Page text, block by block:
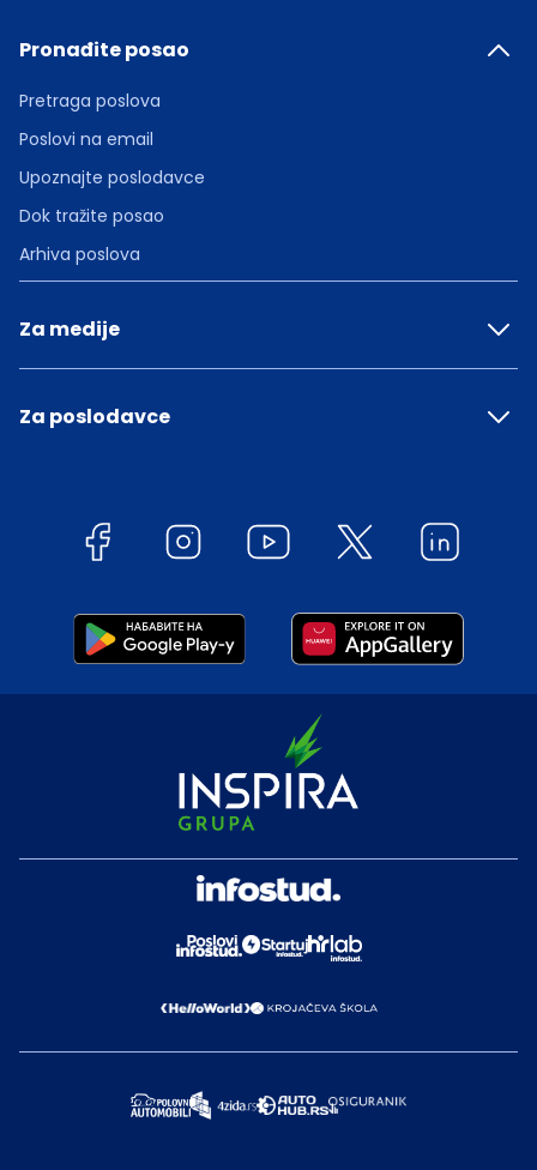
Pronađite posao
Pretraga poslova
Poslovi na email
Upoznajte poslodavce
Dok tražite posao
Arhiva poslova
Za medije
Za poslodavce